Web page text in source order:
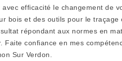
efficacité le changement de
bois et des outils pour le traçage
répondant aux normes en
Faite confiance en mes
Sur Verdon.